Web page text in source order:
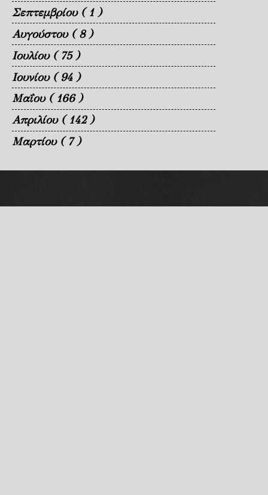
Σεπτεμβρίου ( 1 )
Αυγούστου ( 8 )
Ιουλίου ( 75 )
Ιουνίου ( 94 )
Μαΐου ( 166 )
Απριλίου ( 142 )
Μαρτίου ( 7 )